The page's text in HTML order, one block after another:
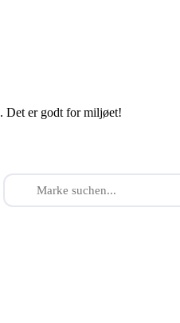
. Det er godt for miljøet!